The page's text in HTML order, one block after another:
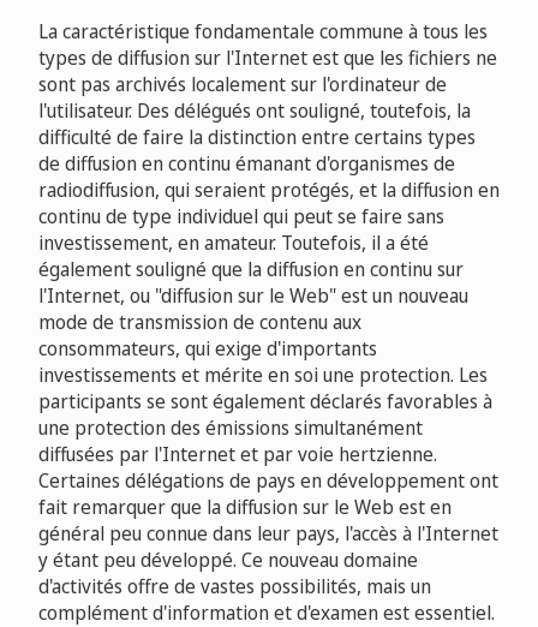
La caractéristique fondamentale commune à tous les
types de diffusion sur l'Internet est que les fichiers ne
sont pas archivés localement sur l'ordinateur de
l'utilisateur. Des délégués ont souligné, toutefois, la
difficulté de faire la distinction entre certains types
de diffusion en continu émanant d'organismes de
radiodiffusion, qui seraient protégés, et la diffusion en
continu de type individuel qui peut se faire sans
investissement, en amateur. Toutefois, il a été
également souligné que la diffusion en continu sur
l'Internet, ou "diffusion sur le Web" est un nouveau
mode de transmission de contenu aux
consommateurs, qui exige d'importants
investissements et mérite en soi une protection. Les
participants se sont également déclarés favorables à
une protection des émissions simultanément
diffusées par l'Internet et par voie hertzienne.
Certaines délégations de pays en développement ont
fait remarquer que la diffusion sur le Web est en
général peu connue dans leur pays, l'accès à l'Internet
y étant peu développé. Ce nouveau domaine
d'activités offre de vastes possibilités, mais un
complément d'information et d'examen est essentiel.